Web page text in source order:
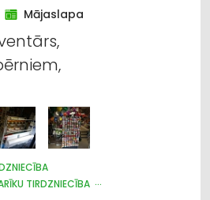
formastērpi, darba
Mājaslapa
TIRDZNIECĪBA